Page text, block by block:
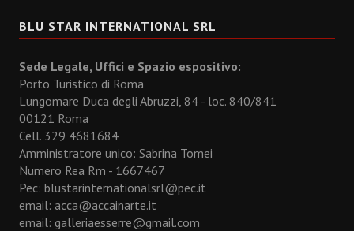
BLU STAR INTERNATIONAL SRL
Sede Legale, Uffici e Spazio espositivo:
Porto Turistico di Roma
Lungomare Duca degli Abruzzi, 84 - loc. 840/841
00121 Roma
Cell. 329 4681684
Amministratore unico: Sabrina Tomei
Numero Rea Rm - 1667467
Pec: blustarinternationalsrl@pec.it
email: acca@accainarte.it
email: galleriaesserre@gmail.com